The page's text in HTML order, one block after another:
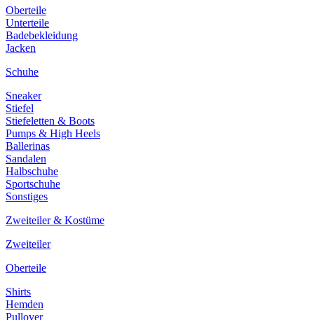
Oberteile
Unterteile
Badebekleidung
Jacken
Schuhe
Sneaker
Stiefel
Stiefeletten & Boots
Pumps & High Heels
Ballerinas
Sandalen
Halbschuhe
Sportschuhe
Sonstiges
Zweiteiler & Kostüme
Zweiteiler
Oberteile
Shirts
Hemden
Pullover